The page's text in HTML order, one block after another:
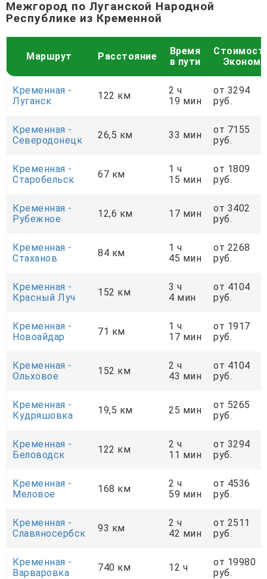
Межгород по Луганской Народной
Республике из Кременной
Маршрут Расстояние
Время
в пути
Эконом
Кременная -
Луганск
122 км
2 ч
19 мин
от 3294
руб.
Кременная -
Северодонецк
26,5 км 33 мин
от 7155
руб.
Кременная -
Старобельск
67 км
1 ч
15 мин
от 1809
руб.
Кременная -
Рубежное
12,6 км 17 мин
от 3402
руб.
Кременная -
Стаханов
84 км
1 ч
45 мин
от 2268
руб.
Кременная -
Красный Луч
152 км
3 ч
4 мин
от 4104
руб.
Кременная -
Новоайдар
71 км
1 ч
17 мин
от 1917
руб.
Кременная -
Ольховое
152 км
2 ч
43 мин
от 4104
руб.
Кременная -
Кудряшовка
19,5 км 25 мин
от 5265
руб.
Кременная -
Беловодск
122 км
2 ч
11 мин
от 3294
руб.
Кременная -
Меловое
168 км
2 ч
59 мин
от 4536
руб.
Кременная -
Славяносербск
93 км
2 ч
42 мин
от 2511
руб.
Кременная -
Варваровка
740 км 12 ч
от 19980
руб.